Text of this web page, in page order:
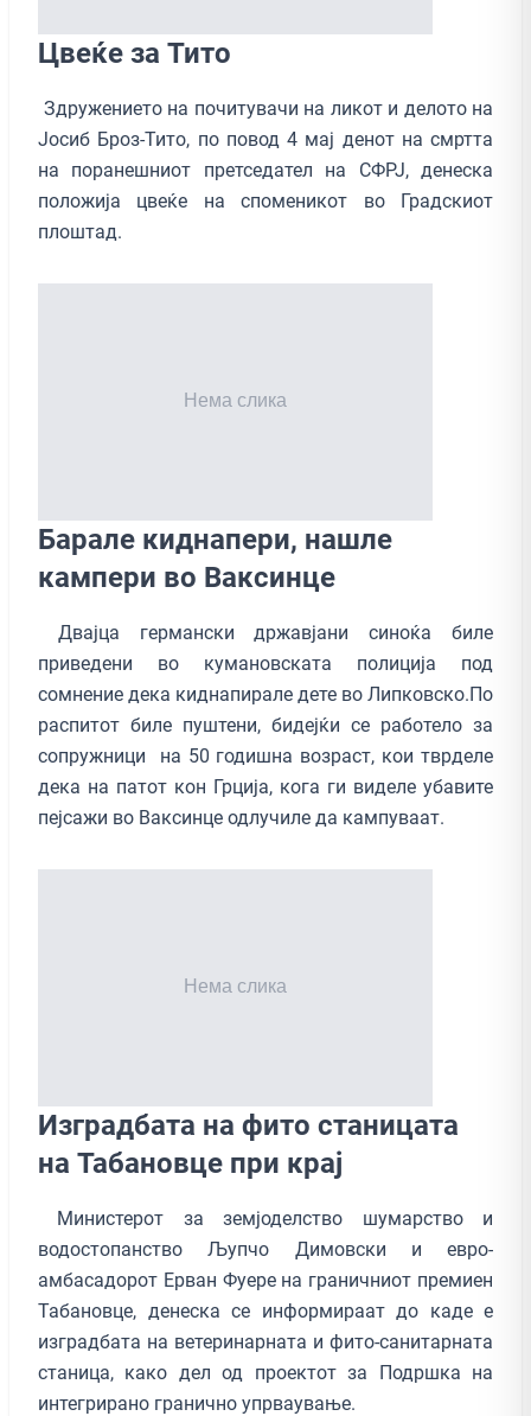
Цвеќе за Тито
Здружението на почитувачи на ликот и делото на
Јосиб Броз-Тито, по повод 4 мај денот на смртта
на поранешниот претседател на СФРЈ, денеска
положија цвеќе на споменикот во Градскиот
плоштад.
Барале киднапери, нашле
кампери во Ваксинце
Двајца германски државјани синоќа биле
приведени во кумановската полиција под
сомнение дека киднапирале дете во Липковско.По
распитот биле пуштени, бидејќи се работело за
сопружници на 50 годишна возраст, кои тврделе
дека на патот кон Грција, кога ги виделе убавите
пејсажи во Ваксинце одлучиле да кампуваат.
Изградбата на фито станицата
на Табановце при крај
Министерот за земјоделство шумарство и
водостопанство Љупчо Димовски и евро-
амбасадорот Ерван Фуере на граничниот премиен
Табановце, денеска се информираат до каде е
изградбата на ветеринарната и фито-санитарната
станица, како дел од проектот за Подршка на
интегрирано гранично упрваување.